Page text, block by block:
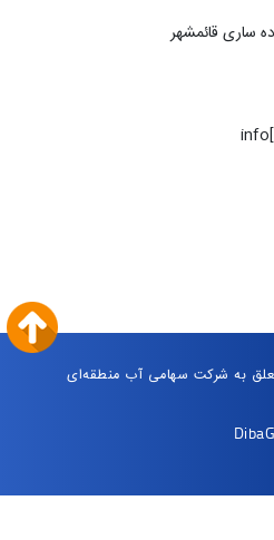
به شرکت سهامی آب منطقه‌ای